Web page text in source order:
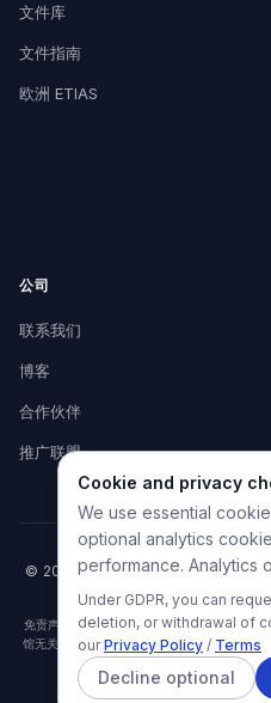
Cookie and privacy
We use essential
optional analytics
performance. Analytics
Under GDPR, you can
deletion, or withdrawal of
our Privacy Policy / Terms
Decline optional
文件库
文件指南
欧洲 ETIAS
公司
联系我们
博客
合作伙伴
推广联盟
© 2026 HelpMyVisa。保留所有权
免责声明：HelpMyVisa是一款基于AI的私人
馆无关。分析结果仅为预审参考，不保证签证
民机构做出。HelpMyVisa